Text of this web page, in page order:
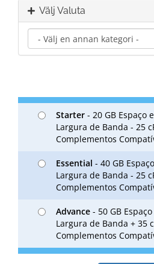
Välj Valuta
Starter - 20 GB Espaço
Largura de Banda - 25
Complementos
Essential - 40 GB
Largura de Banda - 25
Complementos
Advance - 50 GB
Largura de Banda + 35
Complementos